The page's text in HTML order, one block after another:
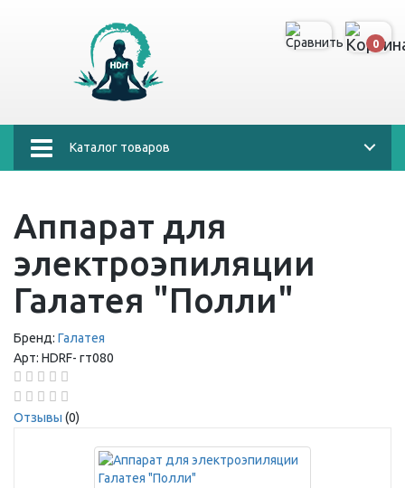
0
Каталог товаров
Аппарат для
электроэпиляции
Галатея "Полли"
Бренд: Галатея
Арт: HDRF- гт080
Отзывы (0)